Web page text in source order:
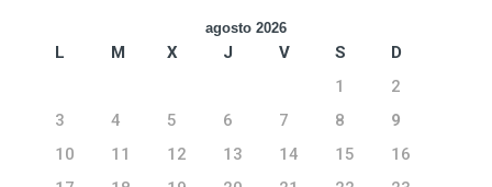
agosto 2026
L M X J V S
D
1
2
3
4 5 6 7 8
9
10
11 12 13 14 15
16